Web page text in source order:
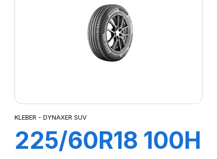
KLEBER - DYNAXER SUV
225/60R18 100H